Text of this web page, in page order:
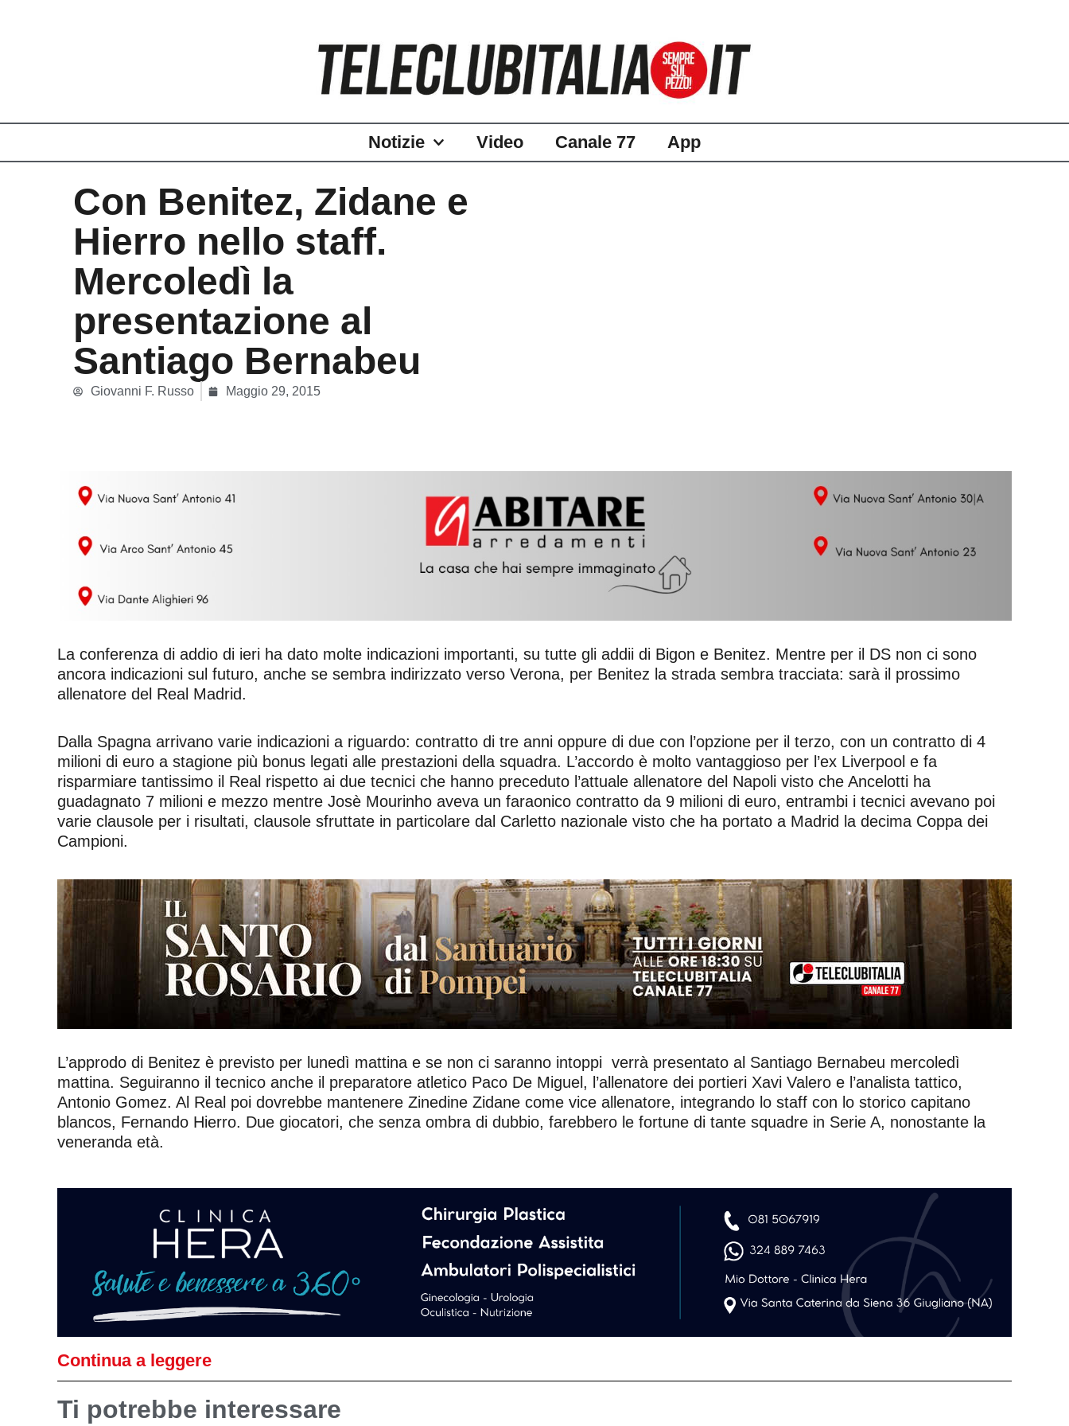
Notizie Video Canale 77 App
Con Benitez, Zidane e
Hierro nello staff.
Mercoledì la
presentazione al
Santiago Bernabeu
Giovanni F. Russo Maggio 29, 2015
La conferenza di addio di ieri ha dato molte indicazioni importanti, su tutte gli addii di Bigon e Benitez. Mentre per il DS non ci sono
ancora indicazioni sul futuro, anche se sembra indirizzato verso Verona, per Benitez la strada sembra tracciata: sarà il prossimo
allenatore del Real Madrid.
Dalla Spagna arrivano varie indicazioni a riguardo: contratto di tre anni oppure di due con l’opzione per il terzo, con un contratto di 4
milioni di euro a stagione più bonus legati alle prestazioni della squadra. L’accordo è molto vantaggioso per l’ex Liverpool e fa
risparmiare tantissimo il Real rispetto ai due tecnici che hanno preceduto l’attuale allenatore del Napoli visto che Ancelotti ha
guadagnato 7 milioni e mezzo mentre Josè Mourinho aveva un faraonico contratto da 9 milioni di euro, entrambi i tecnici avevano poi
varie clausole per i risultati, clausole sfruttate in particolare dal Carletto nazionale visto che ha portato a Madrid la decima Coppa dei
Campioni.
L’approdo di Benitez è previsto per lunedì mattina e se non ci saranno intoppi verrà presentato al Santiago Bernabeu mercoledì
mattina. Seguiranno il tecnico anche il preparatore atletico Paco De Miguel, l’allenatore dei portieri Xavi Valero e l’analista tattico,
Antonio Gomez. Al Real poi dovrebbe mantenere Zinedine Zidane come vice allenatore, integrando lo staff con lo storico capitano
blancos, Fernando Hierro. Due giocatori, che senza ombra di dubbio, farebbero le fortune di tante squadre in Serie A, nonostante la
veneranda età.
Continua a leggere
Ti potrebbe interessare